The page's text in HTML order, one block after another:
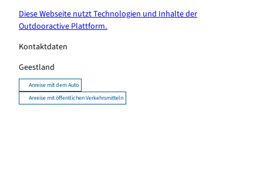
Diese Webseite nutzt Technologien und Inhalte der
Outdooractive Plattform.
Kontaktdaten
Geestland
Anreise mit dem Auto
Anreise mit öffentlichen Verkehrsmitteln